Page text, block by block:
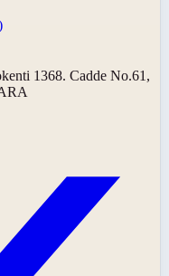
1368. Cadde No.61,